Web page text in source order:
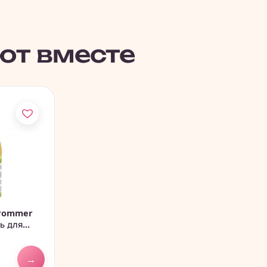
вместе
для...
→